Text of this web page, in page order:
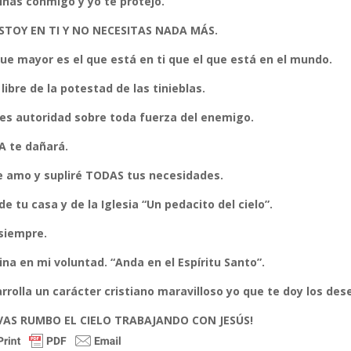
EN TI Y NO NECESITAS NADA MÁS.
mayor es el que está en ti que el que está en el mundo.
libre de la potestad de las tinieblas.
autoridad sobre toda fuerza del enemigo.
te dañará.
amo y supliré TODAS tus necesidades.
tu casa y de la Iglesia “Un pedacito del cielo”.
en mi voluntad. “Anda en el Espíritu Santo”.
un carácter cristiano maravilloso yo que te doy los
RUMBO EL CIELO TRABAJANDO CON JESÚS!